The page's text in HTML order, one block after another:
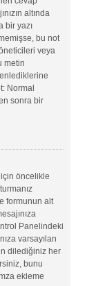
altında
bir yazı
bu not
veya
metin
Normal
sonra bir
öncelikle
formunun alt
Panelindeki
varsayılan
dilediğiniz her
bunu
ekleme